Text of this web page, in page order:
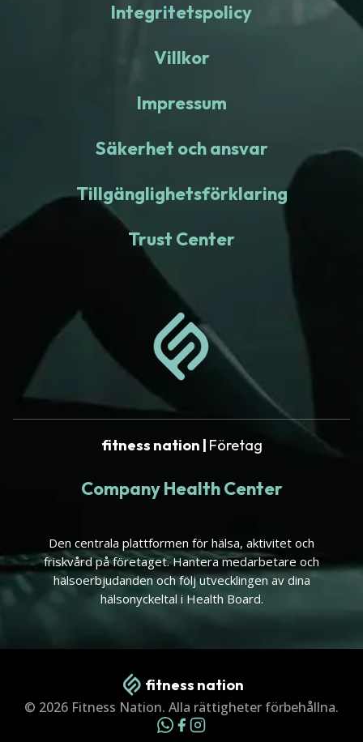
Integritetspolicy
Villkor
Impressum
Säkerhet och ansvar
Tillgänglighetsförklaring
Trust Center
fitness nation | Företag
Company Health Center
Den centrala plattformen för hälsa, aktivitet och
friskvård på företaget. Hantera medarbetare och
hälsoerbjudanden och följ utvecklingen av dina
hälsonyckeltal i Health Board.
fitness nation
© 2026 Fitness Nation. Alla rättigheter förbehållna.